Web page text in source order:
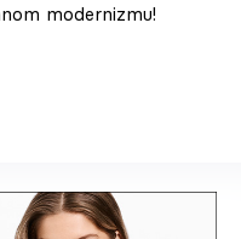
modernizmu!